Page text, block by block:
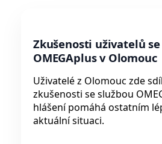
Zkušenosti uživatelů
OMEGAplus v Olomouc
Uživatelé z Olomouc zde
zkušenosti se službou
hlášení pomáhá ostatním
aktuální situaci.